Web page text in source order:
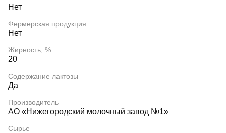
Нет
Фермерская продукция
Нет
Жирность, %
20
Содержание лактозы
Да
Производитель
АО «Нижегородский молочный завод №1»
Сырье